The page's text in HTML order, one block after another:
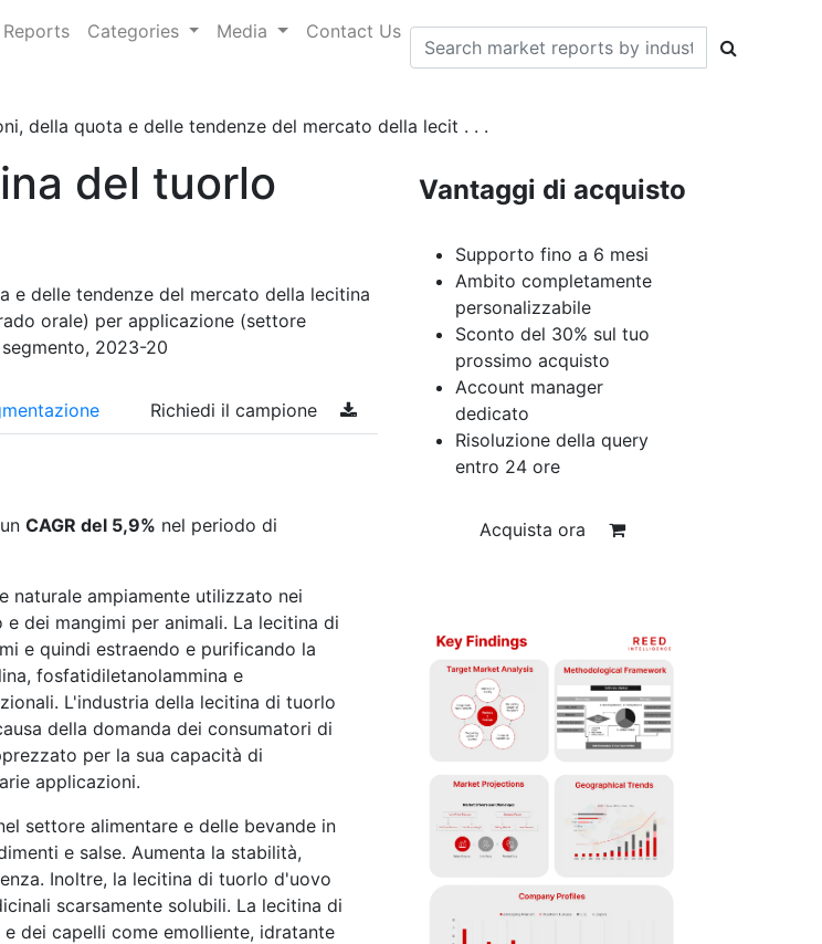
Categories Media Contact Us
della quota e delle tendenze del mercato della lecit . . .
del tuorlo
e delle tendenze del mercato della lecitina
orale) per applicazione (settore
2023-20
Richiedi il campione
CAGR del 5,9% nel periodo di
naturale ampiamente utilizzato nei
dei mangimi per animali. La lecitina di
e quindi estraendo e purificando la
fosfatidiletanolammina e
L'industria della lecitina di tuorlo
della domanda dei consumatori di
per la sua capacità di
applicazioni.
settore alimentare e delle bevande in
e salse. Aumenta la stabilità,
Inoltre, la lecitina di tuorlo d'uovo
scarsamente solubili. La lecitina di
dei capelli come emolliente, idratante
Vantaggi di acquisto
Supporto fino a 6 mesi
Ambito completamente
personalizzabile
Sconto del 30% sul tuo
prossimo acquisto
Account manager
dedicato
Risoluzione della query
entro 24 ore
Acquista ora